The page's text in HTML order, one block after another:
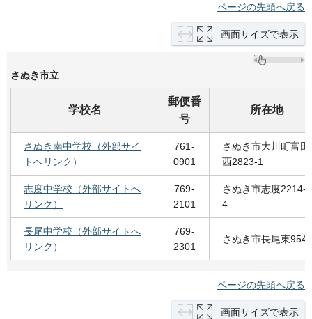
ページの先頭へ戻る
画面サイズで表示
さぬき市立
学校名
郵便番
号
所在地
さぬき南中学校（外部サイ
トへリンク）
761-
0901
さぬき市大川町富田
西2823-1
志度中学校（外部サイトへ
リンク）
769-
2101
さぬき市志度2214-
4
長尾中学校（外部サイトへ
リンク）
769-
2301
さぬき市長尾東954
ページの先頭へ戻る
画面サイズで表示